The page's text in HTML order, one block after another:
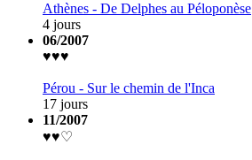
Athènes - De Delphes au Péloponèse
4 jours
06/2007
♥♥♥
Pérou - Sur le chemin de l'Inca
17 jours
11/2007
♥♥♡